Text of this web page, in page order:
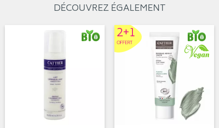
DÉCOUVREZ ÉGALEMENT
2+1
OFFERT